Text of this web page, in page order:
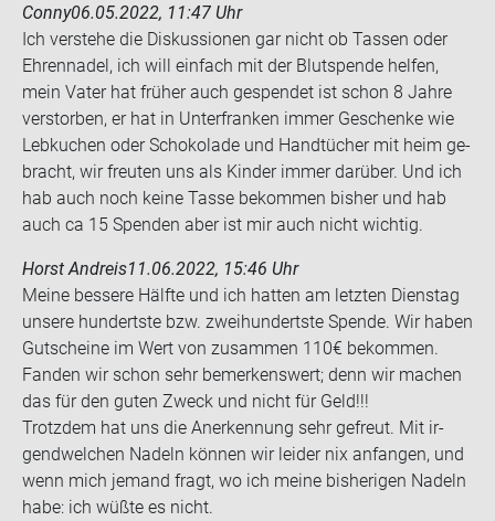
Conny06.05.2022, 11:47 Uhr
Ich ver­ste­he die Dis­kus­sio­nen gar nicht ob Tas­sen oder
Eh­ren­na­del, ich will ein­fach mit der Blut­spen­de hel­fen,
mein Vater hat frü­her auch ge­spen­det ist schon 8 Jahre
ver­stor­ben, er hat in Un­ter­fran­ken immer Ge­schen­ke wie
Leb­ku­chen oder Scho­ko­la­de und Hand­tü­cher mit heim ge­
bracht, wir freu­ten uns als Kin­der immer dar­über. Und ich
hab auch noch keine Tasse be­kom­men bis­her und hab
auch ca 15 Spen­den aber ist mir auch nicht wich­tig.
Horst Andreis11.06.2022, 15:46 Uhr
Meine bes­se­re Hälf­te und ich hat­ten am letz­ten Diens­tag
un­se­re hun­derts­te bzw. zwei­hun­derts­te Spen­de. Wir haben
Gut­schei­ne im Wert von zu­sam­men 110€ be­kom­men.
Fan­den wir schon sehr be­mer­kens­wert; denn wir ma­chen
das für den guten Zweck und nicht für Geld!!!
Trotz­dem hat uns die An­er­ken­nung sehr ge­freut. Mit ir­
gend­wel­chen Na­deln kön­nen wir lei­der nix an­fan­gen, und
wenn mich je­mand fragt, wo ich meine bis­he­ri­gen Na­deln
habe: ich wüßte es nicht.